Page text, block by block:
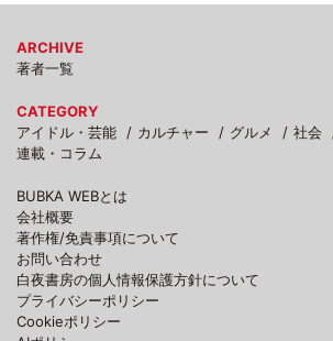
ARCHIVE
著者一覧
CATEGORY
アイドル・芸能
カルチャー グルメ 社会
連載・コラム
BUBKA WEBとは
会社概要
著作権/免責事項について
お問い合わせ
白夜書房の個人情報保護方針について
プライバシーポリシー
Cookieポリシー